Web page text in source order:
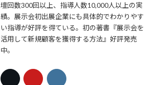
壇回数300回以上、指導人数10,000人以上の実
績。展示会初出展企業にも具体的でわかりやす
い指導が好評を得ている。初の著書『展示会を
活用して新規顧客を獲得する方法』好評発売
中。